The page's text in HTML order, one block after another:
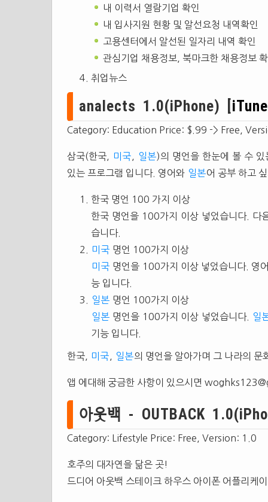
내 이력서 열람기업 확인
내 입사지원 현황 및 알선요청 내역확인
고용센터에서 알선된 일자리 내역 확인
관심기업 채용정보, 북마크한 채용정보
취업뉴스
analects 1.0(iPhone) [
Category: Education Price: $.99 -> Free,
삼국(한국, 미국 일본)의 명언을 한눈에 볼 수
있는 프로그램 입니다. 영어와 일본어 공부 하고
한국 명언 100 가지 이상
한국 명언을 100가지 이상 넣었습니다. 다
습니다.
미국 명언 100가지 이상
미국 명언을 100가지 이상 넣었습니다. 영
능 입니다.
일본 명언 100가지 이상
일본 명언을 100가지 이상 넣었습니다.
일
기능 입니다.
한국, 미국 일본의 명언을 알아가며 그 나라의 문
앱 에대해 궁금한 사항이 있으시면
아웃백 - OUTBACK
Category: Lifestyle Price: Free, Version: 1.0
호주의 대자연을 닮은 곳!
드디어 아웃백 스테이크 하우스 아이폰 어플리케